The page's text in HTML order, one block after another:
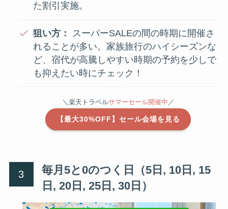
た割引実施。
狙い方：
スーパーSALEの間の時期に開催さ
れることが多い。家族旅行のハイシーズンな
ど、宿代が高騰しやすい時期の予約を少しで
も抑えたい時にチェック！
＼楽天トラベルサマーセール開催中 ／
【最大30%OFF】セール会場を見る
毎月5と0のつく日（5日, 10日, 15
日, 20日, 25日, 30日）